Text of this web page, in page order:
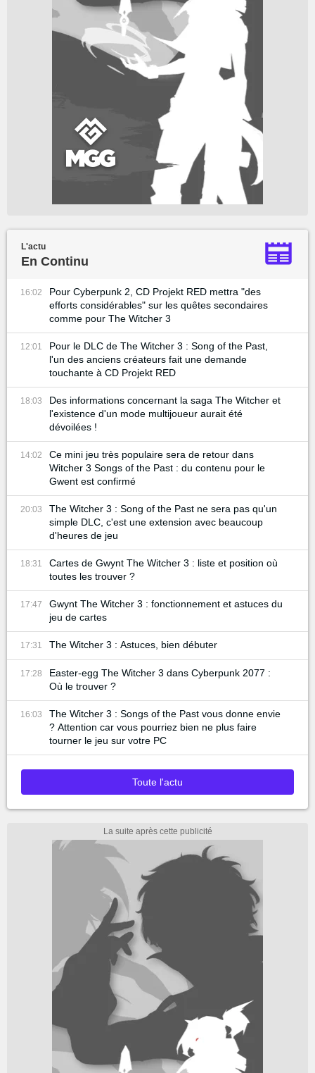
L'actu
En Continu
16:02
Pour Cyberpunk 2, CD Projekt RED mettra "des
efforts considérables" sur les quêtes secondaires
comme pour The Witcher 3
12:01
Pour le DLC de The Witcher 3 : Song of the Past,
l'un des anciens créateurs fait une demande
touchante à CD Projekt RED
18:03
Des informations concernant la saga The Witcher et
l'existence d'un mode multijoueur aurait été
dévoilées !
14:02
Ce mini jeu très populaire sera de retour dans
Witcher 3 Songs of the Past : du contenu pour le
Gwent est confirmé
20:03
The Witcher 3 : Song of the Past ne sera pas qu'un
simple DLC, c'est une extension avec beaucoup
d'heures de jeu
18:31
Cartes de Gwynt The Witcher 3 : liste et position où
toutes les trouver ?
17:47
Gwynt The Witcher 3 : fonctionnement et astuces du
jeu de cartes
17:31 The Witcher 3 : Astuces, bien débuter
17:28
Easter-egg The Witcher 3 dans Cyberpunk 2077 :
Où le trouver ?
16:03
The Witcher 3 : Songs of the Past vous donne envie
? Attention car vous pourriez bien ne plus faire
tourner le jeu sur votre PC
Toute l'actu